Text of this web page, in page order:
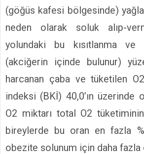
(göğüs kafesi bölgesinde)
neden olarak soluk alıp-
yolundaki bu kısıtlanma
(akciğerin içinde bulunur)
harcanan çaba ve tüketilen
indeksi (BKİ) 40,0’ın
O2 miktarı total O2 tüketiminin
bireylerde bu oran en fazla
obezite solunum için daha fazla